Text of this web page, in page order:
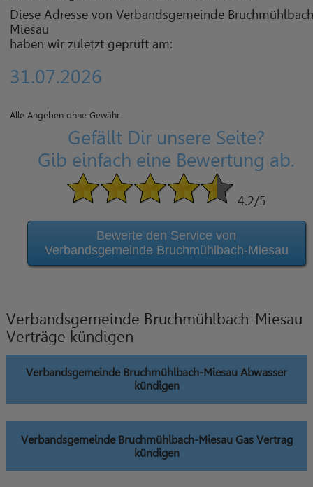
Diese Adresse von Verbandsgemeinde
Miesau
haben wir zuletzt geprüft am:
31.07.2026
Alle Angeben ohne Gewähr
Gefällt Dir unsere Seite?
Gib einfach eine Bewertung ab.
4.2/5
Bewerte den Service von
Verbandsgemeinde Bruchmühlbach-Miesau
Verbandsgemeinde Bruchmühlbach-Miesau
Verträge kündigen
Verbandsgemeinde Bruchmühlbach-Miesau Abwasser
kündigen
Verbandsgemeinde Bruchmühlbach-Miesau Gas Vertrag
kündigen